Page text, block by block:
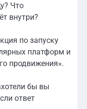
Что
внутри?
по запуску
платформ и
продвижения».
бы вы
ответ